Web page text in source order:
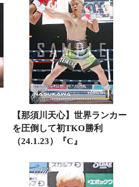
【那須川天心】世界ランカー
を圧倒して初TKO勝利
（24.1.23）『C』